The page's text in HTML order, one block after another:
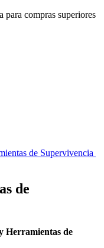
para compras superiores
de Supervivencia
de
Herramientas de